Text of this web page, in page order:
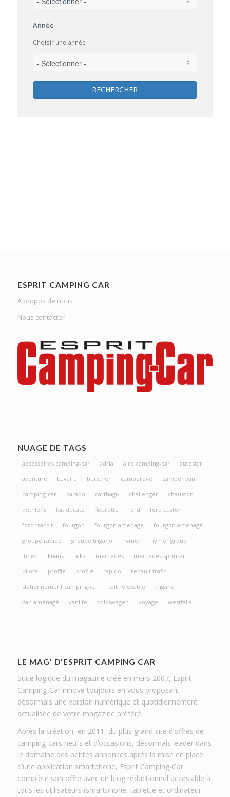
Année
Choisir une année
RECHERCHER
ESPRIT CAMPING CAR
A propos de nous
Nous contacter
NUAGE DE TAGS
accessoires camping-car adria aire camping-car
autostar
aventure
bavaria burstner campereve
camper van
camping-car
carado carthago challenger
chausson
dethleffs
fiat ducato fleurette ford
ford custom
ford transit
fourgon fourgon amenage
fourgon aménagé
groupe rapido
groupe trigano hymer
hymer group
itineo
knaus laika mercedes
mercedes sprinter
pilote
profile profilé rapido
renault trafic
stationnement camping-car
toit relevable
trigano
van aménagé
vanlife volkswagen voyage westfalia
LE MAG’ D’ESPRIT CAMPING CAR
Suite logique du magazine créé en mars 2007, Esprit
Camping-Car innove toujours en vous proposant
désormais une version numérique et quotidiennement
actualisée de votre magazine préféré.
Après la création, en 2011, du plus grand site d’offres de
camping-cars neufs et d’occasions, désormais leader dans
le domaine des petites annonces,après la mise en place
d’une application smartphone, Esprit Camping-Car
complète son offre avec un blog rédactionnel accessible à
tous les utilisateurs (smartphone, tablette et ordinateur